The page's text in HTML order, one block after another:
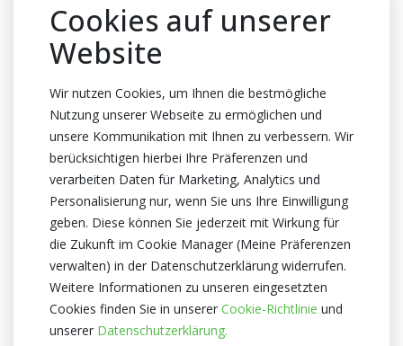
40cm Höhe
Züchter
Optiflor
Herkunftsland
Niederlande
Zertifikat
Cookies auf unserer
Website
Wir nutzen Cookies, um Ihnen die bestmögliche
Nutzung unserer Webseite zu ermöglichen und
unsere Kommunikation mit Ihnen zu verbessern. Wir
berücksichtigen hierbei Ihre Präferenzen und
verarbeiten Daten für Marketing, Analytics und
Personalisierung nur, wenn Sie uns Ihre Einwilligung
geben. Diese können Sie jederzeit mit Wirkung für
die Zukunft im Cookie Manager (Meine Präferenzen
verwalten) in der Datenschutzerklärung widerrufen.
Weitere Informationen zu unseren eingesetzten
Cookies finden Sie in unserer Cookie-Richtlinie und
unserer Datenschutzerklärung.